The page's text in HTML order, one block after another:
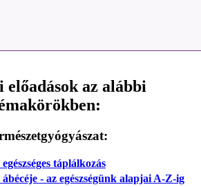
előadások az alábbi
táplálkozás
- az egészségünk alapjai A-Z-ig